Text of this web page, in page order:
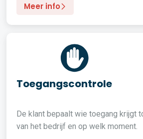
Meer info
Toegangscontrole
De klant bepaalt wie toegang krijgt
van het bedrijf en op welk moment.